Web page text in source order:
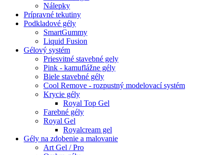
Nálepky
Prípravné tekutiny
Podkladové gély
SmartGummy
Liquid Fusion
Gélový systém
Priesvitné stavebné gely
Pink - kamuflážne gély
Biele stavebné gély
Cool Remove - rozpustný modelovací systém
Krycie gély
Royal Top Gel
Farebné gély
Royal Gel
Royalcream gel
Gély na zdobenie a malovanie
Art Gel / Pro